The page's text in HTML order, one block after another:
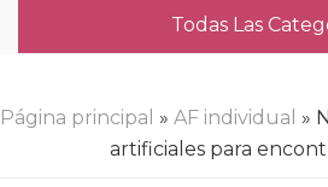
Todas Las
Página principal » AF individual »
artificiales para